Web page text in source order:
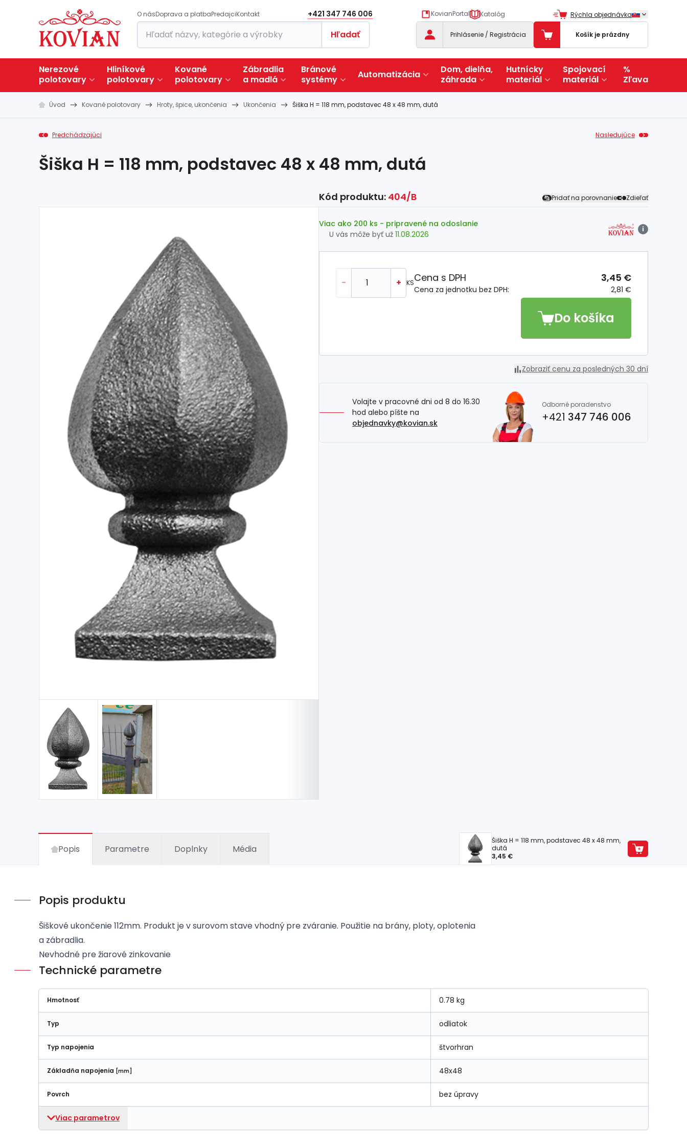
O násDoprava a platbaPredajciKontakt +421 347 746 006 KovianPortal Katalóg Rýchla objednávka
Hľadať Prihlásenie / Registrácia Košík je prázdny
Nerezové
polotovary
Hliníkové
polotovary
Kované
polotovary
Zábradlia
a madlá
Bránové
systémy
Automatizácia
Dom, dielňa,
záhrada
Hutnícky
materiál
Spojovací
materiál
%
Zľava
Úvod Kované polotovary Hroty, špice, ukončenia Ukončenia Šiška H = 118 mm, podstavec 48 x 48 mm, dutá
Predchádzajúci Nasledujúce
Šiška H = 118 mm, podstavec 48 x 48 mm, dutá
Kód produktu: 404/B Pridať na porovnanie Zdieľať
Viac ako 200 ks - pripravené na odoslanie
U vás môže byť už 11.08.2026
i
- + KS
Cena za jednotku bez DPH: 2,81 €
Cena s DPH 3,45 €
Do košíka
Zobraziť cenu za posledných 30 dní
Volajte v pracovné dni od 8 do 16.30
hod alebo píšte na
objednavky@kovian.sk
Odborné poradenstvo
+421 347 746 006
Popis Parametre Doplnky Média
Šiška H = 118 mm, podstavec 48 x 48 mm,
dutá
3,45 €
Popis produktu
Šiškové ukončenie 112mm. Produkt je v surovom stave vhodný pre zváranie. Použitie na brány, ploty, oplotenia
a zábradlia.
Nevhodné pre žiarové zinkovanie
Technické parametre
Hmotnosť 0.78 kg
Typ odliatok
Typ napojenia štvorhran
Základňa napojenia [mm] 48x48
Povrch bez úpravy
Viac parametrov